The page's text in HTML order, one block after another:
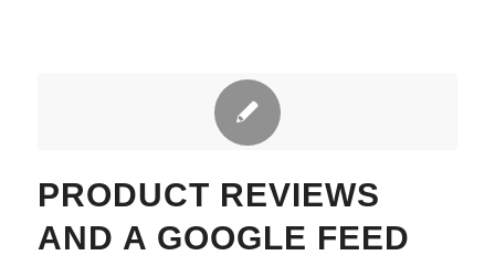
PRODUCT REVIEWS
AND A GOOGLE FEED